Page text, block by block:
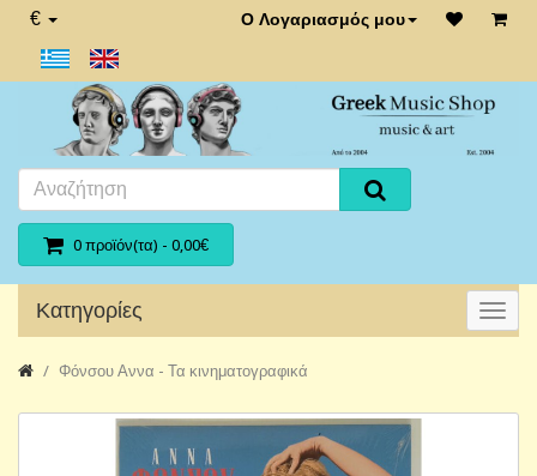
€ Ο Λογαριασμός μου
0 προϊόν(τα) - 0,00€
Κατηγορίες
Φόνσου Αννα - Τα κινηματογραφικά